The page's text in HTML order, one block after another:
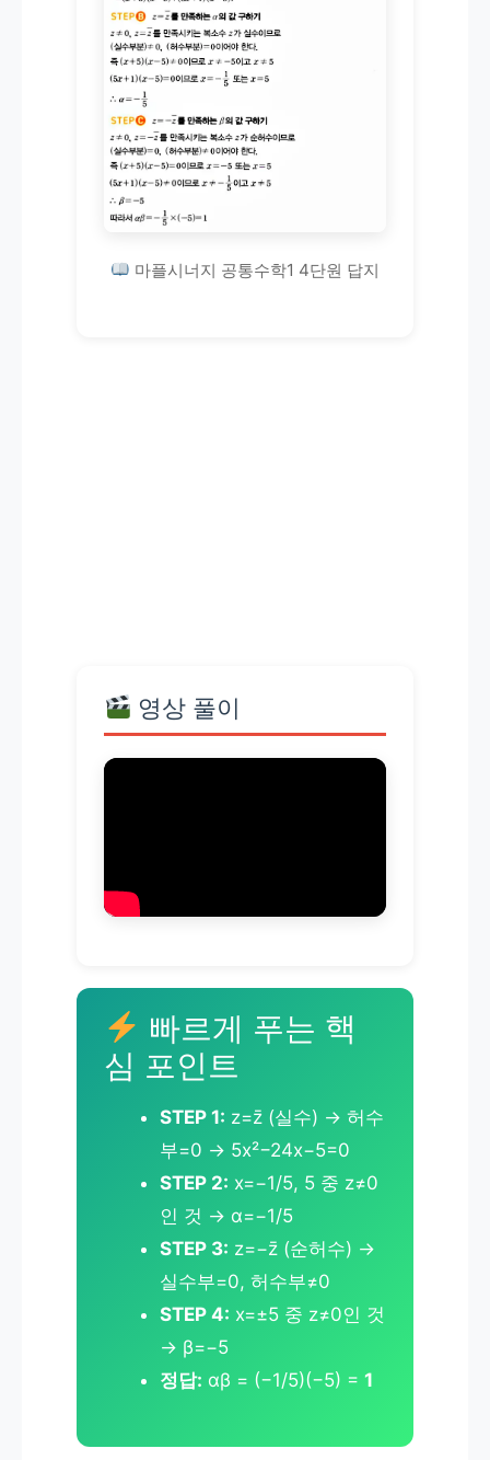
마플시너지 공통수학1 4단원 답지
영상 풀이
빠르게 푸는 핵
심 포인트
STEP 1: z=z̄ (실수) → 허수
부=0 → 5x²−24x−5=0
STEP 2: x=−1/5, 5 중 z≠0
인 것 → α=−1/5
STEP 3: z=−z̄ (순허수) →
실수부=0, 허수부≠0
STEP 4: x=±5 중 z≠0인 것
→ β=−5
정답: αβ = (−1/5)(−5) = 1